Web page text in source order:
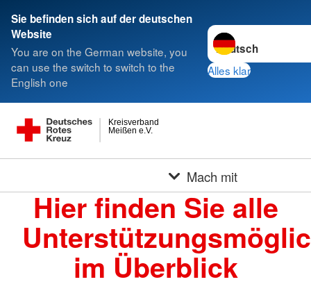
Sie befinden sich auf der deutschen
Website
You are on the German website, you
can use the switch to switch to the
English one
Sprache wechseln zu
Alles klar
Meißen e.V.
Kreisverband
Mach mit
Hier finden Sie alle
im Überblick